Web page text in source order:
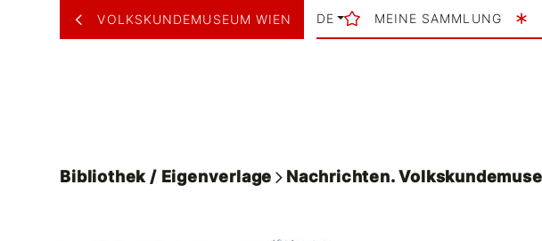
VOLKSKUNDEMUSEUM WIEN DE MEINE SAMMLUNG
Bibliothek / Eigenverlage Nachrichten.